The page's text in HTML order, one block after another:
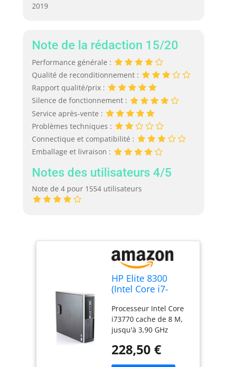
2019
Note de la rédaction 15/20
Performance générale :
Qualité de reconditionnement :
Rapport qualité/prix :
Silence de fonctionnement :
Service après-vente :
Problèmes techniques :
Connectique et compatibilité :
Emballage et livraison :
Notes des utilisateurs 4/5
Note de 4 pour 1554 utilisateurs
HP Elite 8300
(Intel Core i7-
240 Go + 500 Go
HDD) Noir
(Reconditionné)
Processeur Intel Core
i73770 cache de 8 M,
jusqu'à 3,90 GHz
type DDR3 Stockage de
228,50 €